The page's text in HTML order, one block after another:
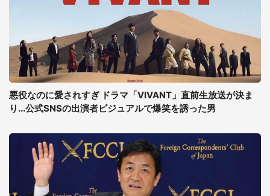
悪役なのに愛されすぎ ドラマ「VIVANT」直前生放送が決ま
り...公式SNSの出演者ビジュアルで爆笑を誘った男